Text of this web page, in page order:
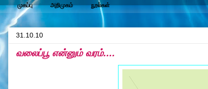
முகப்பு அறிமுகம் நூல்கள்
31.10.10
வலைப்பூ என்னும் வரம்....